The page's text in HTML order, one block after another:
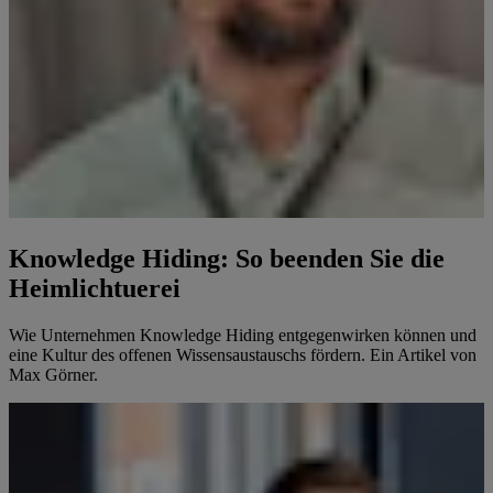
Knowledge Hiding: So beenden Sie die
Heimlichtuerei
Wie Unternehmen Knowledge Hiding entgegenwirken können und
eine Kultur des offenen Wissensaustauschs fördern. Ein Artikel von
Max Görner.